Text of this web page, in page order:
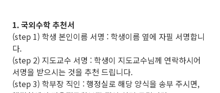
1. 국외수학 추천서
(step 1) 학생 본인이름 서명 : 학생이름 옆에 자필 서명합니
다.
(step 2) 지도교수 서명 : 학생이 지도교수님께 연락하시어
서명을 받으시는 것을 추천 드립니다.
(step 3) 학부장 직인 : 행정실로 해당 양식을 송부 주시면,